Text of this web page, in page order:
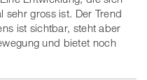
sehr gross ist. Der Trend
ist sichtbar, steht aber
und bietet noch